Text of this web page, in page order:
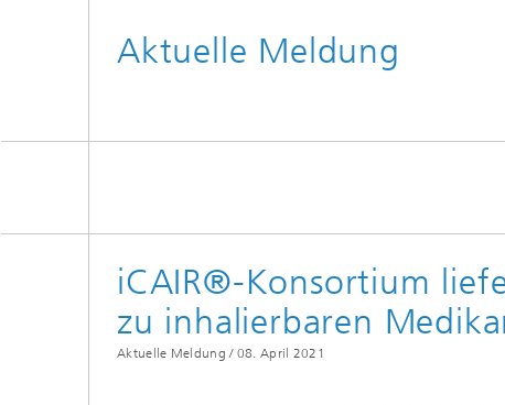
Toxikologie
Aktuelle Meldung
iCAIR®-Konsortium
zu inhalierbaren
Aktuelle Meldung / 08. April 2021